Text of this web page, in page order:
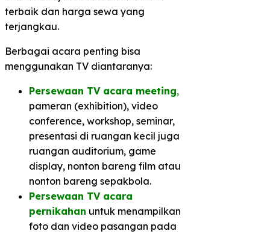
terbaik dan harga sewa yang
terjangkau.
Berbagai acara penting bisa
menggunakan TV diantaranya:
Persewaan TV acara meeting,
pameran (exhibition), video
conference, workshop, seminar,
presentasi di ruangan kecil juga
ruangan auditorium, game
display, nonton bareng film atau
nonton bareng sepakbola.
Persewaan TV acara
pernikahan untuk menampilkan
foto dan video pasangan pada